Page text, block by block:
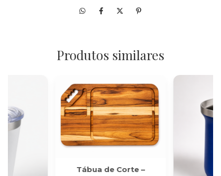
Produtos similares
Tábua de Corte –